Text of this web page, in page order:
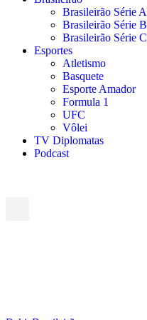
Brasileirão Série A
Brasileirão Série B
Brasileirão Série C
Esportes
Atletismo
Basquete
Esporte Amador
Formula 1
UFC
Vôlei
TV Diplomatas
Podcast